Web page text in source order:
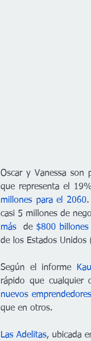
Oscar y Vanessa son
que representa el
millones para el 2060.
casi 5 millones de
más
de $800
de los Estados Unidos
Según el informe
rápido que cualquier
nuevos
que en otros.
Las Adelitas, ubicada